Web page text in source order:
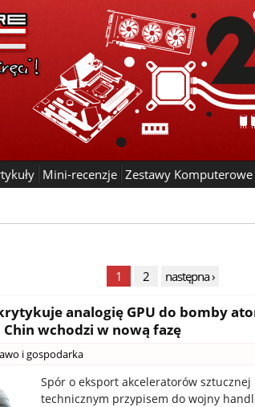
Mini-recenzje Zestawy Komputerowe
1 2 następna ›
analogię GPU do bomby
Chin wchodzi w nową fazę
i gospodarka
Spór o eksport akceleratorów
technicznym przypisem do wojny